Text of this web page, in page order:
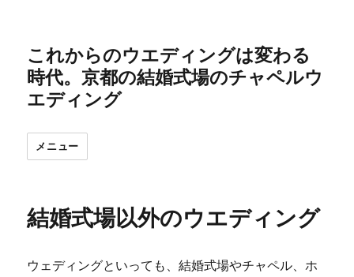
これからのウエディングは変わる
時代。京都の結婚式場のチャペルウ
エディング
メニュー
結婚式場以外のウエディング
ウェディングといっても、結婚式場やチャペル、ホ